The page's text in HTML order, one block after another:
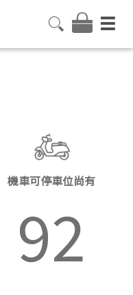
機車可停車位尚有
92